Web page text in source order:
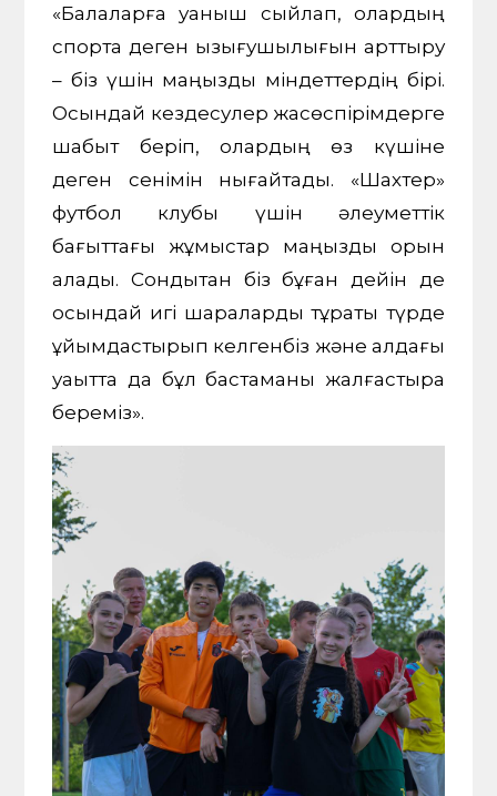
«Балаларға қуаныш сыйлап, олардың
спортқа деген қызығушылығын арттыру
– біз үшін маңызды міндеттердің бірі.
Осындай кездесулер жасөспірімдерге
шабыт беріп, олардың өз күшіне
деген сенімін нығайтады. «Шахтер»
футбол клубы үшін әлеуметтік
бағыттағы жұмыстар маңызды орын
алады. Сондықтан біз бұған дейін де
осындай игі шараларды тұрақты түрде
ұйымдастырып келгенбіз және алдағы
уақытта да бұл бастаманы жалғастыра
береміз».